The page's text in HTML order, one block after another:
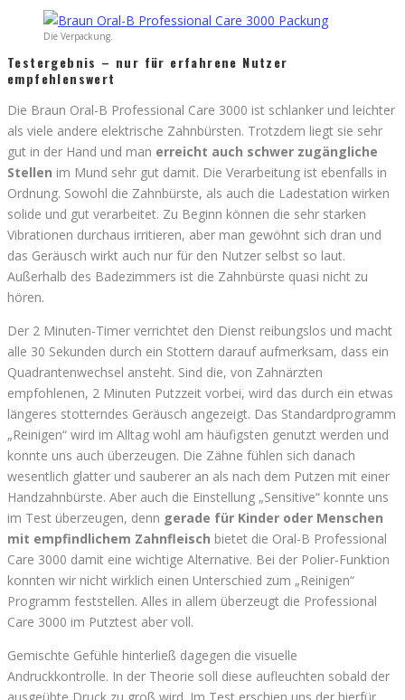
Die Verpackung.
Testergebnis – nur für erfahrene Nutzer
empfehlenswert
Die Braun Oral-B Professional Care 3000 ist schlanker und leichter
als viele andere elektrische Zahnbürsten. Trotzdem liegt sie sehr
gut in der Hand und man erreicht auch schwer zugängliche
Stellen im Mund sehr gut damit. Die Verarbeitung ist ebenfalls in
Ordnung. Sowohl die Zahnbürste, als auch die Ladestation wirken
solide und gut verarbeitet. Zu Beginn können die sehr starken
Vibrationen durchaus irritieren, aber man gewöhnt sich dran und
das Geräusch wirkt auch nur für den Nutzer selbst so laut.
Außerhalb des Badezimmers ist die Zahnbürste quasi nicht zu
hören.
Der 2 Minuten-Timer verrichtet den Dienst reibungslos und macht
alle 30 Sekunden durch ein Stottern darauf aufmerksam, dass ein
Quadrantenwechsel ansteht. Sind die, von Zahnärzten
empfohlenen, 2 Minuten Putzzeit vorbei, wird das durch ein etwas
längeres stotterndes Geräusch angezeigt. Das Standardprogramm
„Reinigen“ wird im Alltag wohl am häufigsten genutzt werden und
konnte uns auch überzeugen. Die Zähne fühlen sich danach
wesentlich glatter und sauberer an als nach dem Putzen mit einer
Handzahnbürste. Aber auch die Einstellung „Sensitive“ konnte uns
im Test überzeugen, denn gerade für Kinder oder Menschen
mit empfindlichem Zahnfleisch bietet die Oral-B Professional
Care 3000 damit eine wichtige Alternative. Bei der Polier-Funktion
konnten wir nicht wirklich einen Unterschied zum „Reinigen“
Programm feststellen. Alles in allem überzeugt die Professional
Care 3000 im Putztest aber voll.
Gemischte Gefühle hinterließ dagegen die visuelle
Andruckkontrolle. In der Theorie soll diese aufleuchten sobald der